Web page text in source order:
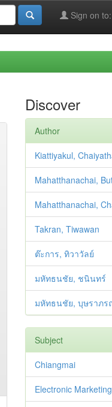
Sign on to:
Discover
Author
Kiattiyakul,
Mahatthanachai,
Mahatthanachai,
Takran, Tiwawan
ต๊ะการ, ทิวาวัลย์
มหัทธนชัย, ชนินทร์
มหัทธนชัย, บุษราภ
Subject
Chiangmai
Electronic Marketing